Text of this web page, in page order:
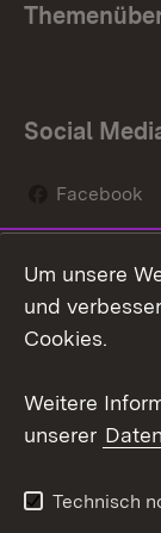
Social
Facebook
Social Wall
Youtube
Kontakt
Barrierefreiheit
Um unsere
und
Cookies.
Weitere
unserer
Technisch